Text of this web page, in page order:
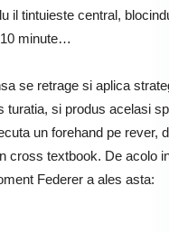
il tintuieste central,
10 minute…
se retrage si aplica
turatia, si produs acelasi
un forehand pe rever,
cross textbook. De acolo
Federer a ales asta: